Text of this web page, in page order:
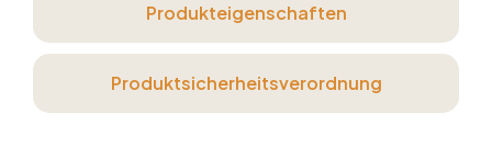
Produkteigenschaften
Produktsicherheitsverordnung